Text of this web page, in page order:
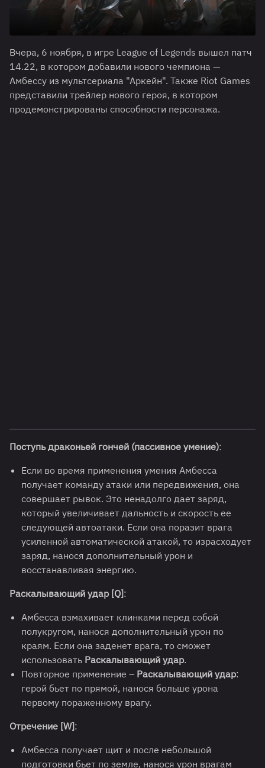
Вчера, 6 ноября, в игре League of Legends вышел патч
14.22, в котором добавили нового чемпиона —
Амбессу из мультсериала "Аркейн". Также Riot Games
представили трейлер нового героя, в котором
продемонстрированы способности персонажа.
Поступь драконьей гончей (пассивное умение):
Если во время применения умения Амбесса
получает команду атаки или передвижения, она
совершает рывок. Это ненадолго дает заряд,
который увеличивает дальность и скорость ее
следующей автоатаки. Если она поразит врага
усиленной автоматической атакой, то израсходует
заряд, нанося дополнительный урон и
восстанавливая энергию.
Раскалывающий удар [Q]:
Амбесса взмахивает клинками перед собой
полукругом, нанося дополнительный урон по
краям. Если она заденет врага, то сможет
использовать Раскалывающий удар.
Повторное применение – Раскалывающий удар:
герой бьет по прямой, нанося больше урона
первому пораженному врагу.
Отречение [W]:
Амбесса получает щит и после небольшой
подготовки бьет по земле, нанося урон врагам